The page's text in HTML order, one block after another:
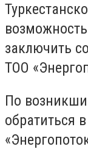
заключить
ТОО
По
обратиться